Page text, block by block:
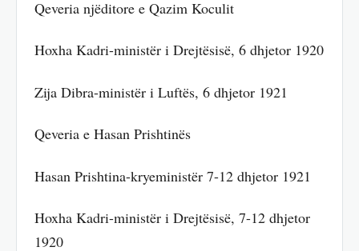
Qeveria njëditore e Qazim Koculit
Hoxha Kadri-ministër i Drejtësisë, 6 dhjetor 1920
Zija Dibra-ministër i Luftës, 6 dhjetor 1921
Qeveria e Hasan Prishtinës
Hasan Prishtina-kryeministër 7-12 dhjetor 1921
Hoxha Kadri-ministër i Drejtësisë, 7-12 dhjetor
1920